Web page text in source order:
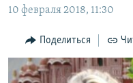
Вернутся
поиску
ИНТЕРАКТИВ
ИНФОГРАФИКА
ТЕЛЕПРОЕКТ
РАДІО СВОБОДА
КАК ОБОЙТИ
Українською
10 февраля 2018, 11:30
Поделиться